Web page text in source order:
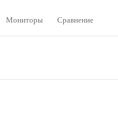
Мониторы Сравнение